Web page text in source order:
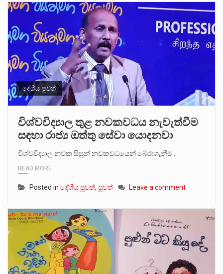
දේශීය පුවත්
විශ්වවිද්‍යාල තුළ නවකවධය නැවැත්වීම
සඳහා රාජ්‍ය ඔත්තු සේවා යොදනවා
විශ්වවිද්‍යාල නවක සිසුන් නවකවධයෙන් බේරාගැනීම…
READ MORE
Posted in දේශීය පුවත්, පුවත් Leave a comment